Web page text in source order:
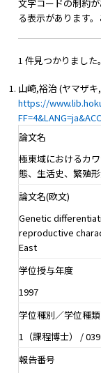
文字コードの制約
る表示があります。
1 件見つかりました。
山崎,裕治 (ヤマザキ
https://
論文名
極東域におけるカ
態、生活史、繁殖
論文名(欧文)
Genetic
reproductive
East
学位授与年度
1997
学位種別／学位種類
1（課程博士） / 039
報告番号